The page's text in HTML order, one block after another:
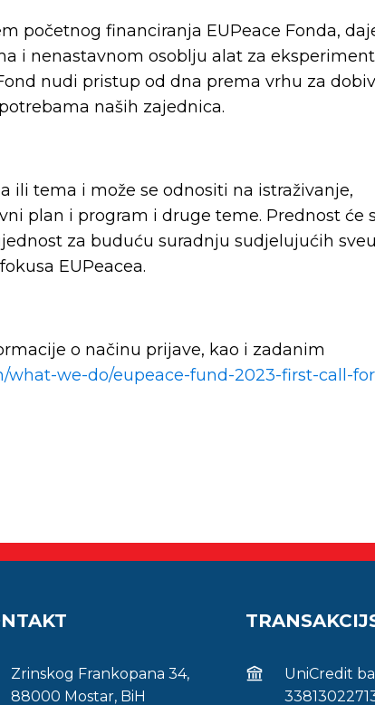
početnog financiranja EUPeace Fonda,
i nenastavnom osoblju alat za
nudi pristup od dna prema vrhu za
naših zajednica.
ili tema i može se odnositi na istraživanje,
plan i program i druge teme. Prednost će
za buduću suradnju sudjelujućih
EUPeacea.
o načinu prijave, kao i zadanim
what-we-do/eupeace-fund-2023-first-call-
Zrinskog Frankopana 34,
88000 Mostar, BiH
UniCredit